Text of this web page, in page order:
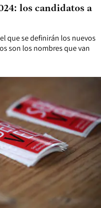
que se definirán los nuevos
son los nombres que van
los candidatos a